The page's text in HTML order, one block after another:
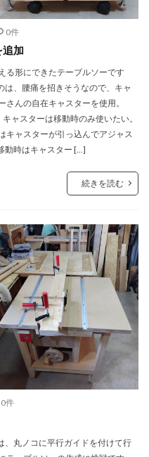
0件
加
る形にできたテーブルソーです
、腰痛を招きそうなので、キャ
んの自在キャスターを使用。
ャスターは移動時のみ使いたい。
キャスターが引っ込んでアジャス
動時はキャスター […]
続きを読む
0件
、丸ノコに平行ガイドを付けて行